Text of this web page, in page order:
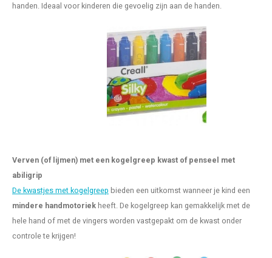
handen. Ideaal voor kinderen die gevoelig zijn aan de handen.
Verven (of lijmen) met een kogelgreep kwast of penseel met
abiligrip
De kwastjes met kogelgreep bieden een uitkomst wanneer je kind een
mindere handmotoriekheeft. De kogelgreep kan gemakkelijk met de
hele hand of met de vingers worden vastgepakt om de kwast onder
controle te krijgen!